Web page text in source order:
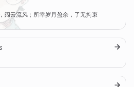
阔云流风；所幸岁月盈余，了无拘束